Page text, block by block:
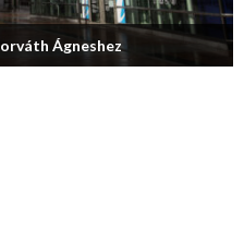
Ágneshez